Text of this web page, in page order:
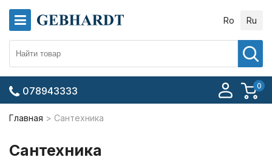
Ro Ru
0
078943333
Главная Сантехника
Сантехника